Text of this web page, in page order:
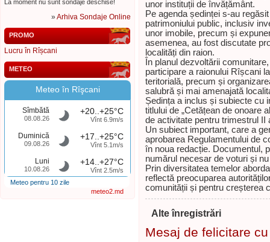
La moment nu sunt sondaje deschise!
»Arhiva Sondaje Online
PROMO
Lucru în Rîșcani
METEO
Meteo în Rîşcani
Sîmbătă
08.08.26
+20..+25°C
Vînt 6.9m/s
Duminică
09.08.26
+17..+25°C
Vînt 5.1m/s
Luni
10.08.26
+14..+27°C
Vînt 2.5m/s
Meteo pentru 10 zile
meteo2.md
unor instituții de învățământ.
Pe agenda ședinței s-au
patrimoniului public, inclusiv
unor imobile, precum și
asemenea, au fost discutate
localități din raion.
În planul dezvoltării
participare a raionului Rîșcani
teritorială, precum și
salubră și mai amenajată
Ședința a inclus și subiecte cu
titlului de „Cetățean de onoare
de activitate pentru trimestrul II
Un subiect important, care a
aprobarea Regulamentului de
în noua redacție. Documentul,
numărul necesar de voturi și
Prin diversitatea temelor
reflectă preocuparea
comunității și pentru creșterea
Alte înregistrări
Mesaj de felicitare